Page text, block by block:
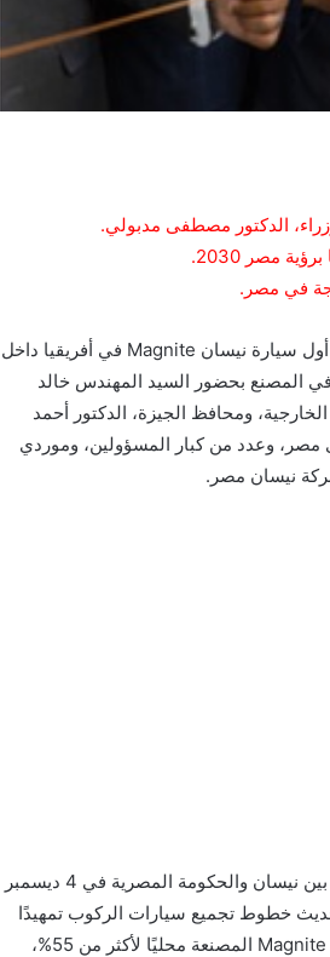
الدكتور مصطفى مدبولي.
مصر 2030.
شهد الدكتور مصطفى مدبولي، رئيس مجلس الوزراء، مراسم إنتاج أول سيارة نيسان Magnite في أفريقيا داخل
المصنع بحضور السيد المهندس خالد
ومحافظ الجيزة، الدكتور أحمد
مصر، وعدد من كبار المسؤولين، وموردي
نيسان مصر.
يأتي إنتاج سيارة Magnite في إطار مذكرة التفاهم التي تم توقيعها بين نيسان والحكومة المصرية في 4 ديسمبر
باستثمار 45 مليون دولار لتحديث خطوط تجميع سيارات الركوب تمهيدًا
لبدء إنتاج نيسان لهذه السيارة. وتصل نسبة المكون المحلي لنيسان Magnite المصنعة محليًا لأكثر من 55%،